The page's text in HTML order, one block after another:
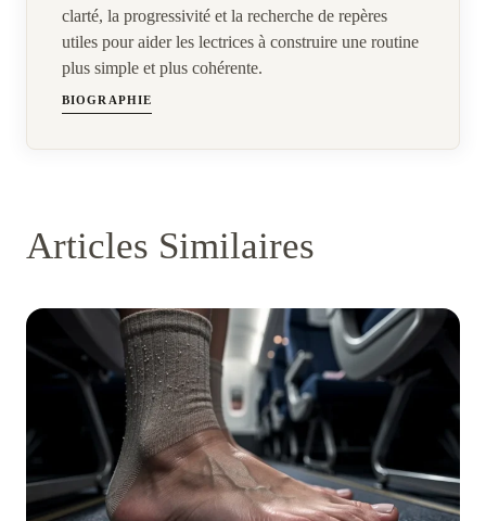
clarté, la progressivité et la recherche de repères
utiles pour aider les lectrices à construire une routine
plus simple et plus cohérente.
BIOGRAPHIE
Articles Similaires